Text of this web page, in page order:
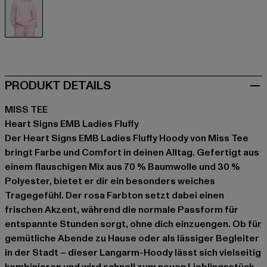
PRODUKT DETAILS
MISS TEE
Heart Signs EMB Ladies Fluffy
Der Heart Signs EMB Ladies Fluffy Hoody von Miss Tee
bringt Farbe und Comfort in deinen Alltag. Gefertigt aus
einem flauschigen Mix aus 70 % Baumwolle und 30 %
Polyester, bietet er dir ein besonders weiches
Tragegefühl. Der rosa Farbton setzt dabei einen
frischen Akzent, während die normale Passform für
entspannte Stunden sorgt, ohne dich einzuengen. Ob für
gemütliche Abende zu Hause oder als lässiger Begleiter
in der Stadt – dieser Langarm-Hoody lässt sich vielseitig